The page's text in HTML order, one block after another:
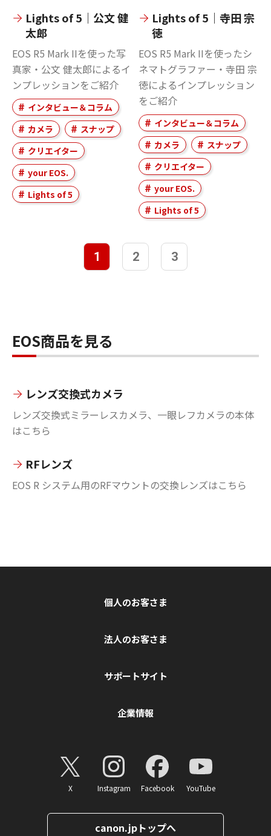
Lights of 5｜公文 健
太郎
EOS R5 Mark IIを使った写
真家・公文 健太郎によるイ
ンプレッションをご紹介
インタビュー＆コラム
カメラ
スナップ
クリエイター
your EOS.
Lights of 5
Lights of 5｜寺田 宗
徳
EOS R5 Mark IIを使ったシ
ネマトグラファー・寺田 宗
徳によるインプレッション
をご紹介
インタビュー＆コラム
カメラ
スナップ
クリエイター
your EOS.
Lights of 5
1 2 3
EOS商品を見る
レンズ交換式カメラ
レンズ交換式ミラーレスカメラ、一眼レフカメラの本体
はこちら
RFレンズ
EOS R システム用のRFマウントの交換レンズはこちら
個人のお客さま
法人のお客さま
サポートサイト
企業情報
X Instagram Facebook YouTube
canon.jpトップへ